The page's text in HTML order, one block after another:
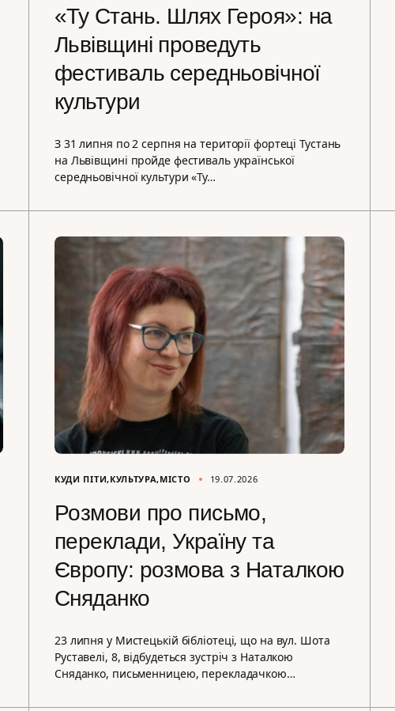
«Ту Стань. Шлях Героя»: на
Львівщині проведуть
фестиваль середньовічної
культури
З 31 липня по 2 серпня на території фортеці Тустань
на Львівщині пройде фестиваль української
середньовічної культури «Ту…
КУДИ ПІТИ КУЛЬТУРА МІСТО 19.07.2026
Розмови про письмо,
переклади, Україну та
Європу: розмова з Наталкою
Сняданко
23 липня у Мистецькій бібліотеці, що на вул. Шота
Руставелі, 8, відбудеться зустріч з Наталкою
Сняданко, письменницею, перекладачкою…